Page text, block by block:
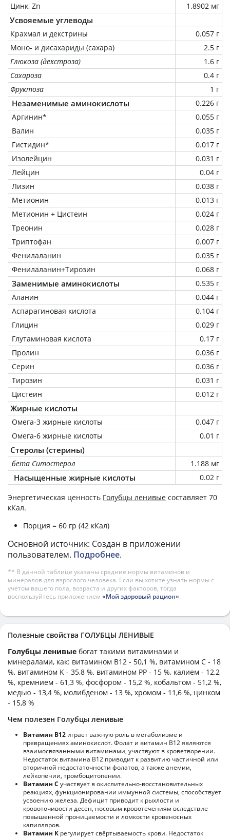
Цинк, Zn
1.8902 мг
Усвояемые углеводы
Крахмал и декстрины
0.057 г
Моно- и дисахариды (сахара)
2.5 г
Глюкоза (декстроза)
1.6 г
Сахароза
0.4 г
Фруктоза
1 г
Незаменимые аминокислоты
0.226 г
Аргинин*
0.055 г
Валин
0.035 г
Гистидин*
0.017 г
Изолейцин
0.031 г
Лейцин
0.04 г
Лизин
0.038 г
Метионин
0.013 г
Метионин + Цистеин
0.024 г
Треонин
0.028 г
Триптофан
0.007 г
Фенилаланин
0.035 г
Фенилаланин+Тирозин
0.068 г
Заменимые аминокислоты
0.535 г
Аланин
0.044 г
Аспарагиновая кислота
0.104 г
Глицин
0.029 г
Глутаминовая кислота
0.17 г
Пролин
0.036 г
Серин
0.036 г
Тирозин
0.031 г
Цистеин
0.012 г
Жирные кислоты
Омега-3 жирные кислоты
0.047 г
Омега-6 жирные кислоты
0.01 г
Стеролы (стерины)
бета Ситостерол 1.188 мг
Насыщенные жирные кислоты 0.02 г
Энергетическая ценность Голубцы ленивые составляет 70
кКал.
Порция = 60 гр (42 кКал)
Основной источник: Создан в приложении
пользователем. Подробнее.
** В данной таблице указаны средние нормы витаминов и
минералов для взрослого человека. Если вы хотите узнать нормы с
учетом вашего пола, возраста и других факторов, тогда
воспользуйтесь приложением «Мой здоровый рацион».
Полезные свойства ГОЛУБЦЫ ЛЕНИВЫЕ
Голубцы ленивые богат такими витаминами и
минералами, как: витамином B12 - 50,1 %, витамином C - 18
%, витамином K - 35,8 %, витамином PP - 15 %, калием - 12,2
%, кремнием - 61,3 %, фосфором - 15,2 %, кобальтом - 51,2 %,
медью - 13,4 %, молибденом - 13 %, хромом - 11,6 %, цинком
- 15,8 %
Чем полезен Голубцы ленивые
Витамин В12 играет важную роль в метаболизме и
превращениях аминокислот. Фолат и витамин В12 являются
взаимосвязанными витаминами, участвуют в кроветворении.
Недостаток витамина В12 приводит к развитию частичной или
вторичной недостаточности фолатов, а также анемии,
лейкопении, тромбоцитопении.
Витамин С участвует в окислительно-восстановительных
реакциях, функционировании иммунной системы, способствует
усвоению железа. Дефицит приводит к рыхлости и
кровоточивости десен, носовым кровотечениям вследствие
повышенной проницаемости и ломкости кровеносных
капилляров.
Витамин К регулирует свёртываемость крови. Недостаток